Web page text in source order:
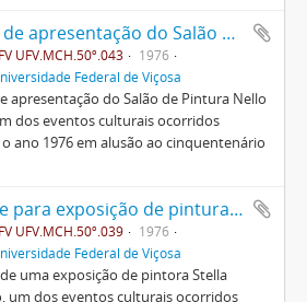
Fôlder de apresentação do Salão de Pintura Nello Nuno
UFV.MCH.50º.043
1976
Federal de Viçosa
apresentação do Salão de Pintura Nello
dos eventos culturais ocorridos
ano 1976 em alusão ao cinquentenário
Convite para exposição de pintura "Stella Brandão"
UFV.MCH.50º.039
1976
Federal de Viçosa
uma exposição de pintora Stella
um dos eventos culturais ocorridos